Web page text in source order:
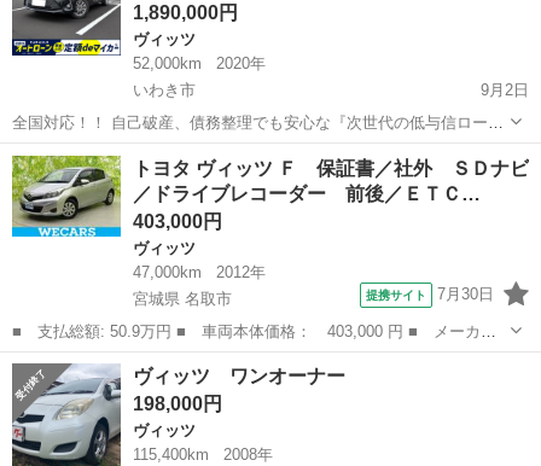
1,890,000円
ヴィッツ
52,000km
2020年
いわき市
9月2日
全国対応！！ 自己破産、債務整理でも安心な『次世代の低与信ロー
ン』 自動車ローン審査が不安な方も、カーメル福島本店なら独自の審
査基準で中古車や未使用から新車を分割払いで購入できます。 ☑️年間
１万件以上の...
福島 いわき市 ヴィッツ
トヨタ ヴィッツ Ｆ 保証書／社外 ＳＤナビ
／ドライブレコーダー 前後／ＥＴＣ…
403,000円
ヴィッツ
47,000km
2012年
宮城県 名取市
提携サイト 7月30日
■ 支払総額: 50.9万円 ■ 車両本体価格： 403,000 円 ■ メーカー
名： トヨタ ■ 車種名： ヴィッツ ■ グレード名： Ｆ 保証書
／社外 ＳＤナビ／ドライブレコーダー 前後／ＥＴＣ／ＥＢＤ付Ａ
ＢＳ／ワンセ...
宮城 名取市
ヴィッツ ワンオーナー
198,000円
ヴィッツ
115,400km
2008年